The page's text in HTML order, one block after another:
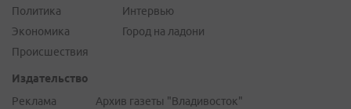
Политика
Экономика
Происшествия
Интервью
Город на ладони
Издательство
Реклама
Архив газеты "Владивосток"